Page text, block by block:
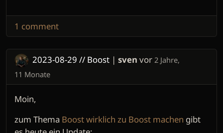
1 comment
2023-08-29 // Boost | sven vor 2 Jahre,
11 Monate
Moin,
zum Thema Boost wirklich zu Boost machen gibt